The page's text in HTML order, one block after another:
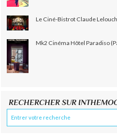
Le Ciné-Bistrot Claude
Mk2 Cinéma Hôtel Paradiso
RECHERCHER SUR